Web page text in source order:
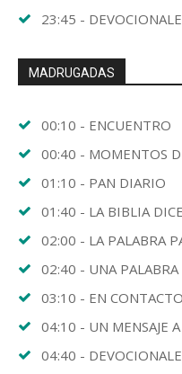
23:45 -
MADRUGADAS
00:10 - ENCUENTRO
00:40 - MOMENTOS
01:10 - PAN DIARIO
01:40 - LA BIBLIA DICE
02:00 - LA PALABRA
02:40 - UNA
03:10 - EN CONTACTO
04:10 - UN MENSAJE
04:40 -